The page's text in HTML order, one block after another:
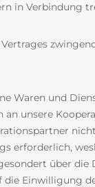
in Verbindung
Waren und
an unsere
erforderlich,
über
Einwilligung